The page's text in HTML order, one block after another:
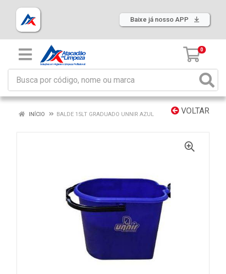
Baixe já nosso APP
0
VOLTAR
INÍCIO BALDE 15LT GRADUADO UNNIR AZUL